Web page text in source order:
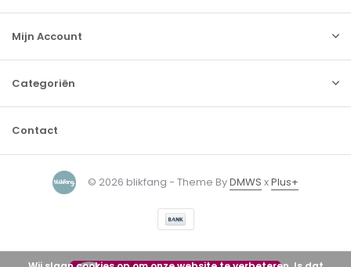
Mijn Account
Categoriën
Contact
© 2026 blikfang - Theme ByDMWS xPlus+